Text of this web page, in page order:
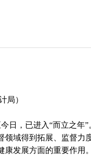
局）
日，已进入“而立之年”
域得到拓展、监督
发展方面的重要作用。